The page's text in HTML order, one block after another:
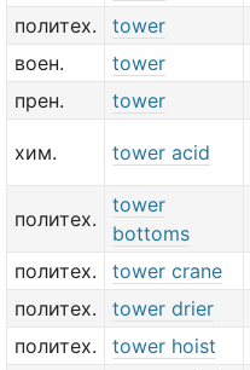
политех.
tower
воен.
tower
прен.
tower
хим. tower acid
политех.
tower
bottoms
политех. tower crane
политех.
tower drier
политех.
tower hoist